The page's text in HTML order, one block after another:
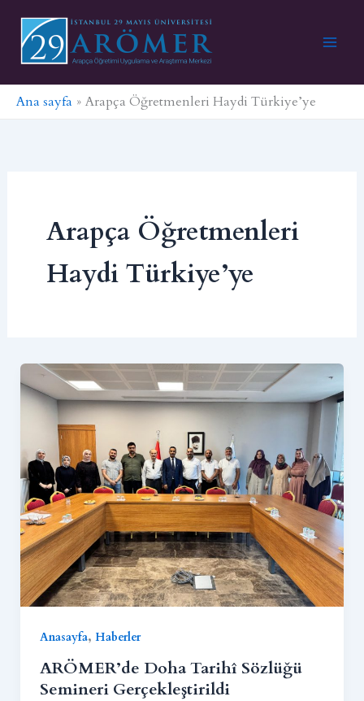
Ana sayfa Arapça Öğretmenleri Haydi Türkiye’ye
Arapça Öğretmenleri
Haydi Türkiye’ye
Anasayfa, Haberler
ARÖMER’de Doha Tarihî Sözlüğü
Semineri Gerçekleştirildi